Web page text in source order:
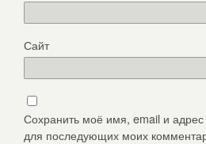
Сайт
Сохранить моё имя, email и адрес
для последующих моих